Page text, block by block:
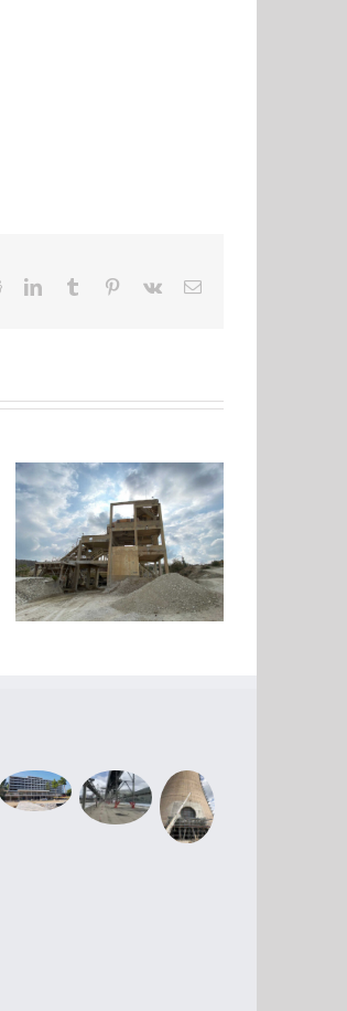
RedditLinkedInTumblr Pinterest
Vk
Ηλ.
Μελέτη Ενίσχυσης Φ.Ο.
τριών κτιρίων
βιομηχανικού
συγκροτήματος στα
Οινόφυτα